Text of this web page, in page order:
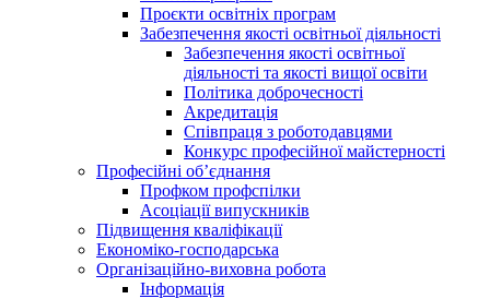
Проєкти освітніх програм
Забезпечення якості освітньої діяльності
Забезпечення якості освітньої
діяльності та якості вищої освіти
Політика доброчесності
Акредитація
Співпраця з роботодавцями
Конкурс професійної майстерності
Професійні об’єднання
Профком профспілки
Асоціації випускників
Підвищення кваліфікації
Економіко-господарська
Організаційно-виховна робота
Інформація